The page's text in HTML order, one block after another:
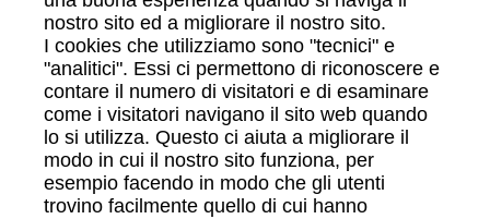
nostro sito ed a migliorare il nostro sito.
I cookies che utilizziamo sono "tecnici" e
"analitici". Essi ci permettono di riconoscere e
contare il numero di visitatori e di esaminare
come i visitatori navigano il sito web quando
lo si utilizza. Questo ci aiuta a migliorare il
modo in cui il nostro sito funziona, per
esempio facendo in modo che gli utenti
trovino facilmente quello di cui hanno